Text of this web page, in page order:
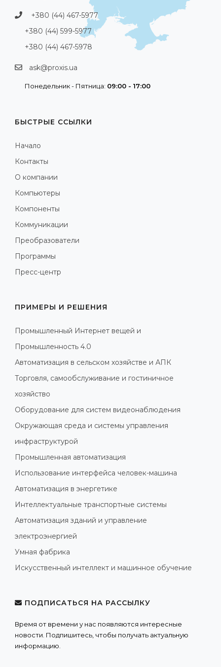
+380 (44) 467-5977
+380 (44) 599-5977
+380 (44) 467-5978
ask@proxis.ua
Понедельник - Пятница: 09:00 - 17:00
БЫСТРЫЕ ССЫЛКИ
Начало
Контакты
О компании
Компьютеры
Компоненты
Коммуникации
Преобразователи
Программы
Пресс-центр
ПРИМЕРЫ И РЕШЕНИЯ
Промышленный Интернет вещей и
Промышленность 4.0
Автоматизация в сельском хозяйстве и АПК
Торговля, самообслуживание и гостиничное
хозяйство
Оборудование для систем видеонаблюдения
Окружающая среда и системы управления
инфраструктурой
Промышленная автоматизация
Использование интерфейса человек-машина
Автоматизация в энергетике
Интеллектуальные транспортные системы
Автоматизация зданий и управление
электроэнергией
Умная фабрика
Искусственный интеллект и машинное обучение
ПОДПИСАТЬСЯ НА РАССЫЛКУ
Время от времени у нас появляются интересные
новости. Подпишитесь, чтобы получать актуальную
информацию.